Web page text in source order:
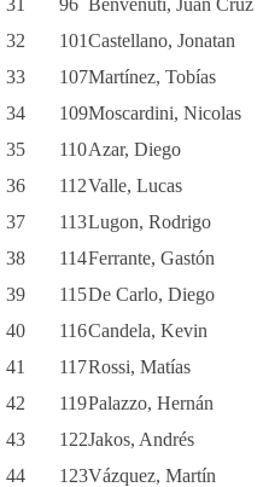
31
96 Benvenuti, Juan Cruz
32
101Castellano, Jonatan
33
107Martínez, Tobías
34
109Moscardini, Nicolas
35
110Azar, Diego
36
112Valle, Lucas
37
113Lugon, Rodrigo
38
114Ferrante, Gastón
39
115De Carlo, Diego
40
116Candela, Kevin
41
117Rossi, Matías
42
119Palazzo, Hernán
43
122Jakos, Andrés
44
123Vázquez, Martín